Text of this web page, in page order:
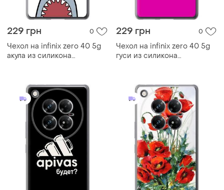
229 грн 0
Чехол на infinix zero 40 5g
акула из силикона
229 грн 0
Чехол на infinix zero 40 5g
гуси из силикона